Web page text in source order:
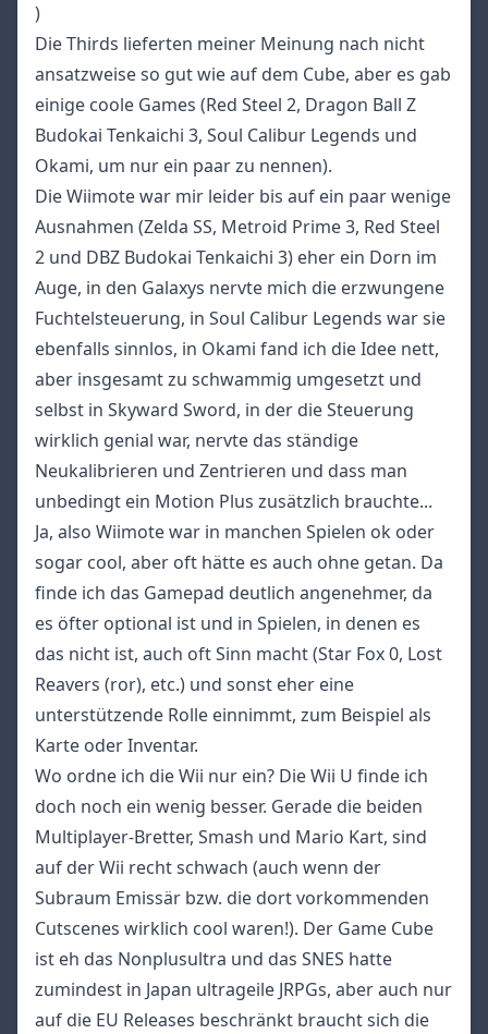
)
Die Thirds lieferten meiner Meinung nach nicht
ansatzweise so gut wie auf dem Cube, aber es gab
einige coole Games (Red Steel 2, Dragon Ball Z
Budokai Tenkaichi 3, Soul Calibur Legends und
Okami, um nur ein paar zu nennen).
Die Wiimote war mir leider bis auf ein paar wenige
Ausnahmen (Zelda SS, Metroid Prime 3, Red Steel
2 und DBZ Budokai Tenkaichi 3) eher ein Dorn im
Auge, in den Galaxys nervte mich die erzwungene
Fuchtelsteuerung, in Soul Calibur Legends war sie
ebenfalls sinnlos, in Okami fand ich die Idee nett,
aber insgesamt zu schwammig umgesetzt und
selbst in Skyward Sword, in der die Steuerung
wirklich genial war, nervte das ständige
Neukalibrieren und Zentrieren und dass man
unbedingt ein Motion Plus zusätzlich brauchte...
Ja, also Wiimote war in manchen Spielen ok oder
sogar cool, aber oft hätte es auch ohne getan. Da
finde ich das Gamepad deutlich angenehmer, da
es öfter optional ist und in Spielen, in denen es
das nicht ist, auch oft Sinn macht (Star Fox 0, Lost
Reavers (ror), etc.) und sonst eher eine
unterstützende Rolle einnimmt, zum Beispiel als
Karte oder Inventar.
Wo ordne ich die Wii nur ein? Die Wii U finde ich
doch noch ein wenig besser. Gerade die beiden
Multiplayer-Bretter, Smash und Mario Kart, sind
auf der Wii recht schwach (auch wenn der
Subraum Emissär bzw. die dort vorkommenden
Cutscenes wirklich cool waren!). Der Game Cube
ist eh das Nonplusultra und das SNES hatte
zumindest in Japan ultrageile JRPGs, aber auch nur
auf die EU Releases beschränkt braucht sich die